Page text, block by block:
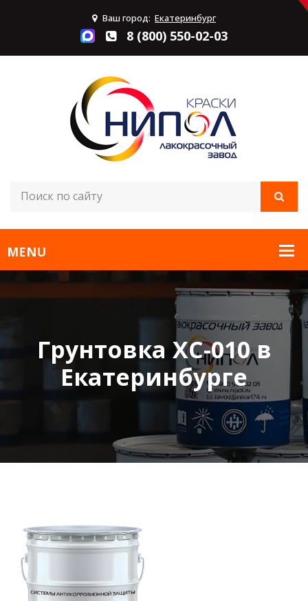
Ваш город: Екатеринбург
8 (800) 550-02-03
Грунтовка ХС-010 в
Екатеринбурге